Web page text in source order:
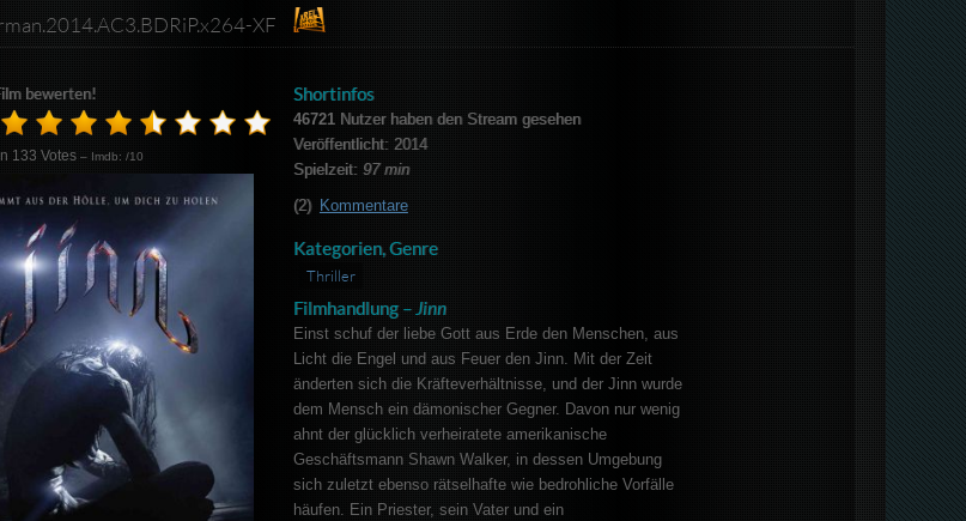
XF
bewerten!
133 Votes – Imdb: /10
Shortinfos
46721Nutzer haben den Stream gesehen
Veröffentlicht: 2014
Spielzeit: 97 min
(2) Kommentare
Kategorien, Genre
Thriller
Filmhandlung – Jinn
Einst schuf der liebe Gott aus Erde den Menschen, aus
Licht die Engel und aus Feuer den Jinn. Mit der Zeit
änderten sich die Kräfteverhältnisse, und der Jinn wurde
dem Mensch ein dämonischer Gegner. Davon nur wenig
ahnt der glücklich verheiratete amerikanische
Geschäftsmann Shawn Walker, in dessen Umgebung
sich zuletzt ebenso rätselhafte wie bedrohliche Vorfälle
häufen. Ein Priester, sein Vater und ein